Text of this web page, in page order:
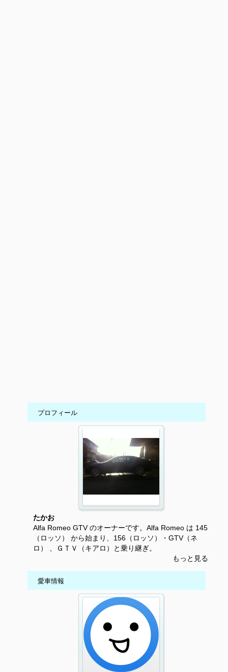
プロフィール
たかお
Alfa Romeo GTV のオーナーです。Alfa Romeo は 145
（ロッソ） から始まり、156（ロッソ）・GTV（ネ
ロ） 、ＧＴＶ（キアロ）と乗り継ぎ。
もっと見る
愛車情報